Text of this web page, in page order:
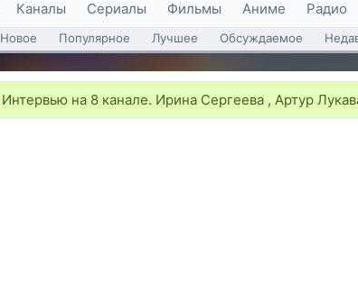
Каналы Сериалы Фильмы Аниме Радио
Новое Популярное Лучшее Обсуждаемое
Интервью на 8 канале. Ирина Сергеева , Артур